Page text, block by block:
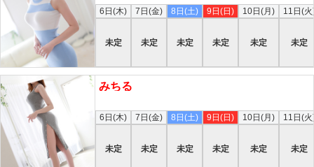
6日(木)
未定
7日(金)
未定
8日(土)
未定
9日(日)
未定
10日(月)
未定
11日(
未定
みちる
6日(木)
未定
7日(金)
未定
8日(土)
未定
9日(日)
未定
10日(月)
未定
11日(
未定